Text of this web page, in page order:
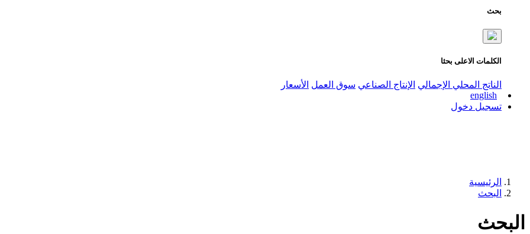
بحث
الكلمات الاعلى بحثا
الناتج المحلي الإجمالي الإنتاج الصناعي سوق العمل الأسعار
english
تسجيل دخول
الرئيسية
البحث
البحث